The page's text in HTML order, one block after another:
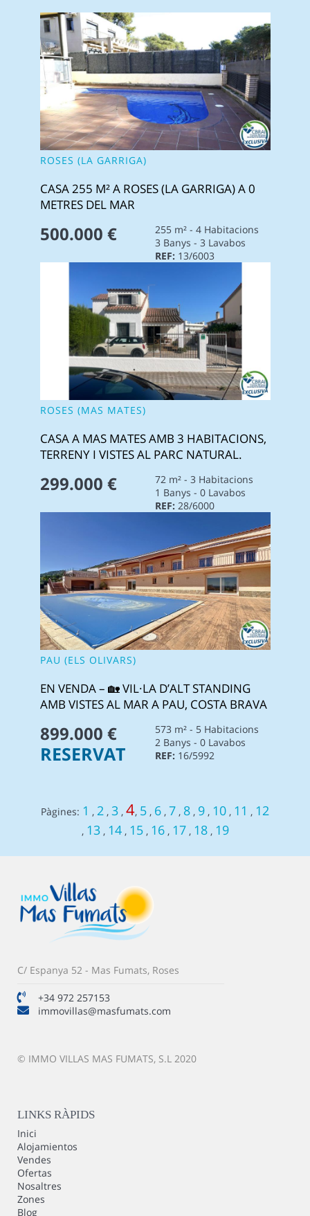
ROSES (LA GARRIGA)
CASA 255 M² A ROSES (LA GARRIGA) A 0
METRES DEL MAR
500.000 €
255 m² - 4 Habitacions
3 Banys - 3 Lavabos
REF: 13/6003
ROSES (MAS MATES)
CASA A MAS MATES AMB 3 HABITACIONS,
TERRENY I VISTES AL PARC NATURAL.
299.000 €
72 m² - 3 Habitacions
1 Banys - 0 Lavabos
REF: 28/6000
PAU (ELS OLIVARS)
EN VENDA – 🏡 VIL·LA D’ALT STANDING
AMB VISTES AL MAR A PAU, COSTA BRAVA
899.000 €
573 m² - 5 Habitacions
2 Banys - 0 Lavabos
REF: 16/5992
RESERVAT
Pàgines: 1 , 2 , 3 , 4, 5 , 6 , 7 , 8 , 9 , 10 , 11 , 12
, 13, 14, 15, 16, 17, 18, 19
C/ Espanya 52 - Mas Fumats, Roses
+34 972 257153
immovillas@masfumats.com
© IMMO VILLAS MAS FUMATS, S.L 2020
LINKS RÀPIDS
Inici
Alojamientos
Vendes
Ofertas
Nosaltres
Zones
Blog